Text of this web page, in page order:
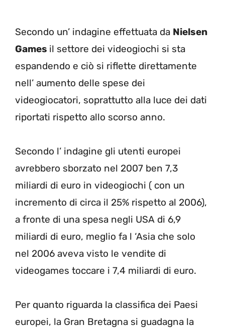
Secondo un’ indagine effettuata da Nielsen
Games il settore dei videogiochi si sta
espandendo e ciò si riflette direttamente
nell’ aumento delle spese dei
videogiocatori, soprattutto alla luce dei dati
riportati rispetto allo scorso anno.
Secondo l’ indagine gli utenti europei
avrebbero sborzato nel 2007 ben 7,3
miliardi di euro in videogiochi ( con un
incremento di circa il 25% rispetto al 2006),
a fronte di una spesa negli USA di 6,9
miliardi di euro, meglio fa l ‘Asia che solo
nel 2006 aveva visto le vendite di
videogames toccare i 7,4 miliardi di euro.
Per quanto riguarda la classifica dei Paesi
europei, la Gran Bretagna si guadagna la